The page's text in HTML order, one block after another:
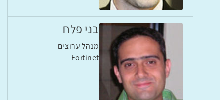
בני פלח
מנהל ערוצים
Fortinet